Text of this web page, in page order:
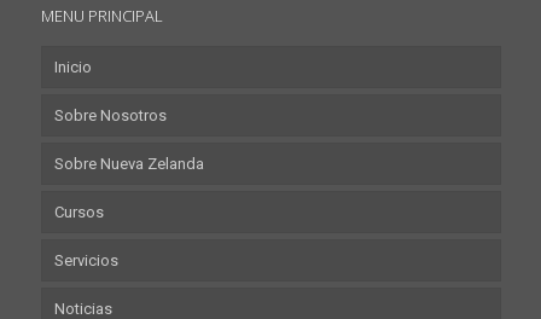
MENU PRINCIPAL
Inicio
Sobre Nosotros
Sobre Nueva Zelanda
Cursos
Servicios
Noticias